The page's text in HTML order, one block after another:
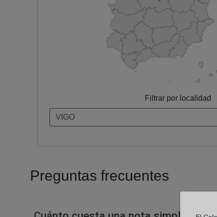
Filtrar por localidad
Preguntas frecuentes